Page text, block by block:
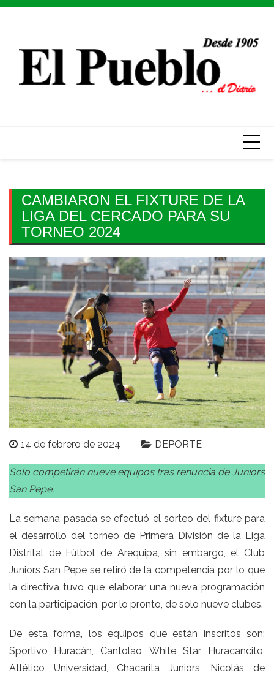
Skip
CAMBIARON EL FIXTURE DE LA
LIGA DEL CERCADO PARA SU
TORNEO 2024
14 de febrero de 2024 DEPORTE
Solo competirán nueve equipos tras renuncia de Juniors
San Pepe.
La semana pasada se efectuó el sorteo del fixture para
el desarrollo del torneo de Primera División de la Liga
Distrital de Fútbol de Arequipa, sin embargo, el Club
Juniors San Pepe se retiró de la competencia por lo que
la directiva tuvo que elaborar una nueva programación
con la participación, por lo pronto, de solo nueve clubes.
De esta forma, los equipos que están inscritos son:
Sportivo Huracán, Cantolao, White Star, Huracancito,
Atlético Universidad, Chacarita Juniors, Nicolás de